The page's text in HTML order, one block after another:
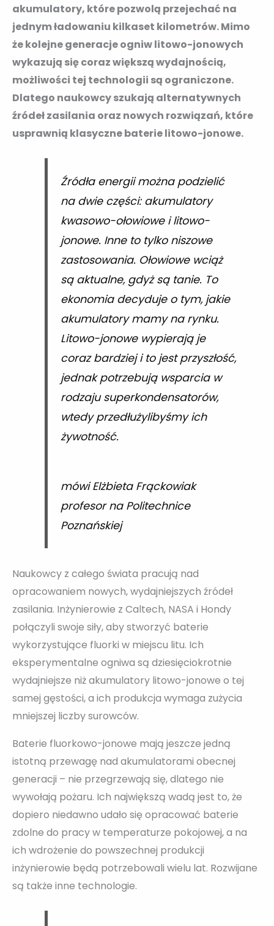
akumulatory, które pozwolą przejechać na
jednym ładowaniu kilkaset kilometrów. Mimo
że kolejne generacje ogniw litowo-jonowych
wykazują się coraz większą wydajnością,
możliwości tej technologii są ograniczone.
Dlatego naukowcy szukają alternatywnych
źródeł zasilania oraz nowych rozwiązań, które
usprawnią klasyczne baterie litowo-jonowe. ​
Źródła energii można podzielić
na dwie części: akumulatory
kwasowo-ołowiowe i litowo-
jonowe. Inne to tylko niszowe
zastosowania. Ołowiowe wciąż
są aktualne, gdyż są tanie. To
ekonomia decyduje o tym, jakie
akumulatory mamy na rynku.
Litowo-jonowe wypierają je
coraz bardziej i to jest przyszłość,
jednak potrzebują wsparcia w
rodzaju superkondensatorów,
wtedy przedłużylibyśmy ich
żywotność.
mówi Elżbieta Frąckowiak
profesor na Politechnice
Poznańskiej
Naukowcy z całego świata pracują nad
opracowaniem nowych, wydajniejszych źródeł
zasilania. Inżynierowie z Caltech, NASA i Hondy
połączyli swoje siły, aby stworzyć baterie
wykorzystujące fluorki w miejscu litu. Ich
eksperymentalne ogniwa są dziesięciokrotnie
wydajniejsze niż akumulatory litowo-jonowe o tej
samej gęstości, a ich produkcja wymaga zużycia
mniejszej liczby surowców.
Baterie fluorkowo-jonowe mają jeszcze jedną
istotną przewagę nad akumulatorami obecnej
generacji – nie przegrzewają się, dlatego nie
wywołają pożaru. Ich największą wadą jest to, że
dopiero niedawno udało się opracować baterie
zdolne do pracy w temperaturze pokojowej, a na
ich wdrożenie do powszechnej produkcji
inżynierowie będą potrzebowali wielu lat. Rozwijane
są także inne technologie.